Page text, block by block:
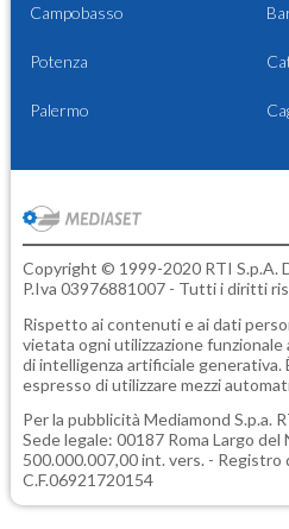
Campobasso
Potenza
Palermo
Copyright © 1999-2020 RTI S.p.A.
P.Iva 03976881007 - Tutti i diritti
Rispetto ai contenuti e ai dati
vietata ogni utilizzazione
di intelligenza artificiale
espresso di utilizzare mezzi
Per la pubblicità Mediamond S.p.a.
Sede legale: 00187 Roma Largo del
500.000.007,00 int. vers. - Registro
C.F.06921720154